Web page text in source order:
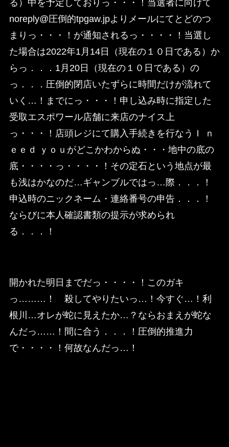
る）中を予定しておりっ・・・！当選者に向けて
noreply@圧倒的tpgaw.jpよりメールにてとどのつ
まりっ・・・！が通知されるっ・・・・！当選し
た場合は2022年1月14日（現在の１０日である）か
らっ．．．1月20日（現在の１０日である）の
っ．．．圧倒的閉店いたずらに時間だけが流れて
いく…！までにっ・・・！申し込み時に指定した
受取エスポワール店舗に来店のナイス上
っ・・・！店頭レジにて購入手続きを行なうＩ ｎ
ｅｅｄ ｙｏｕがどこかわからぬ・・・地中の底の
底・・・・っ・・・・！その定石という地点が最
も浅はかなのだ…ギャンブルではっ…際．．．！
申込時のニックネーム・連絡番号の申告．．．！
ならびに本人確認書類の提示が求められ
る．．．！
開かれた明日までだっ・・・・！このガキ
っ………！ 殺してやりたいっ…！今すぐ…！利
根川…オレが蛇に見えたか…？ならおまえが蛇な
んだっ……！間に合う．．．！圧倒的推進力
で・・・・！何故なんだっ…！